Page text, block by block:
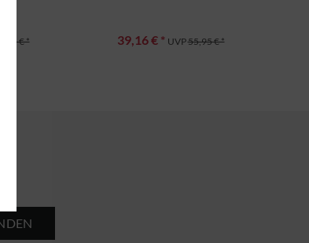
€ * 39,16 € * UVP55,95 € *